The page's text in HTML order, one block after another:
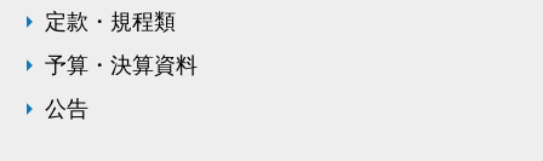
定款・規程類
予算・決算資料
公告